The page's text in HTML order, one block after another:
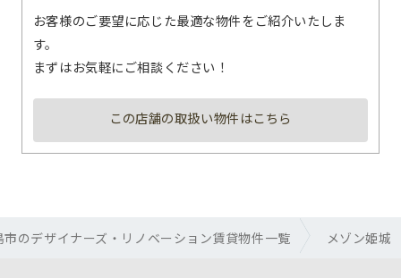
お客様のご要望に応じた最適な物件をご紹介いたしま
す。
まずはお気軽にご相談ください！
この店舗の取扱い物件はこちら
市のデザイナーズ・リノベーション賃貸物件一覧 メゾン姫城